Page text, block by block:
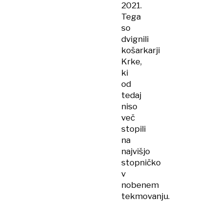
2021.
Tega
so
dvignili
košarkarji
Krke,
ki
od
tedaj
niso
več
stopili
na
najvišjo
stopničko
v
nobenem
tekmovanju.